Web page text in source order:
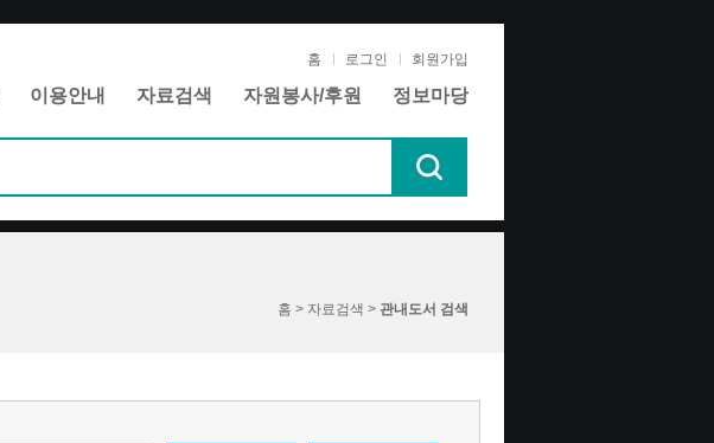
홈 로그인 회원가입
이용안내 자료검색 자원봉사/후원 정보마당
홈 > 자료검색 > 관내도서 검색